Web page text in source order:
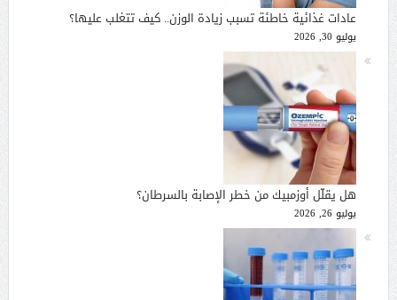
عادات غذائية خاطئة تسبب زيادة الوزن.. كيف تتغلب عليها؟
يوليو 30, 2026
هل يقلّل أوزمبيك من خطر الإصابة بالسرطان؟
يوليو 26, 2026